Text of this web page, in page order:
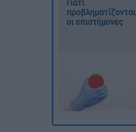
Γιατί
προβληματίζονται
οι επιστήμονες